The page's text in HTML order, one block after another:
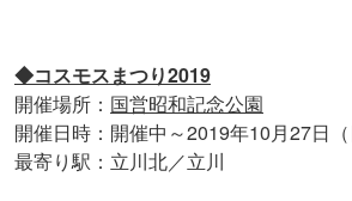
◆コスモスまつり2019
開催場所： 国営昭和記念公園
開催日時：開催中～2019年10月27日（
最寄り駅：立川北／立川